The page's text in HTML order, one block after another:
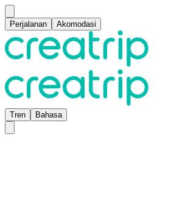
Perjalanan Akomodasi
Tren Bahasa